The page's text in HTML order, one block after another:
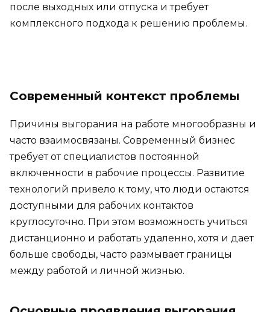
после выходных или отпуска и требует
комплексного подхода к решению проблемы.
Современный контекст проблемы
Причины выгорания на работе многообразны и
часто взаимосвязаны. Современный бизнес
требует от специалистов постоянной
включенности в рабочие процессы. Развитие
технологий привело к тому, что люди остаются
доступными для рабочих контактов
круглосуточно. При этом возможность учиться
дистанционно и работать удаленно, хотя и дает
больше свободы, часто размывает границы
между работой и личной жизнью.